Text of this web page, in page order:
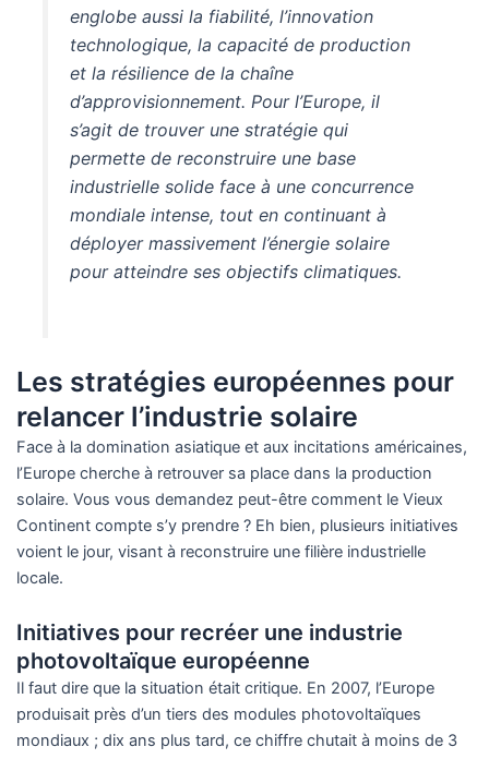
englobe aussi la fiabilité, l’innovation
technologique, la capacité de production
et la résilience de la chaîne
d’approvisionnement. Pour l’Europe, il
s’agit de trouver une stratégie qui
permette de reconstruire une base
industrielle solide face à une concurrence
mondiale intense, tout en continuant à
déployer massivement l’énergie solaire
pour atteindre ses objectifs climatiques.
Les stratégies européennes pour
relancer l’industrie solaire
Face à la domination asiatique et aux incitations américaines,
l’Europe cherche à retrouver sa place dans la production
solaire. Vous vous demandez peut-être comment le Vieux
Continent compte s’y prendre ? Eh bien, plusieurs initiatives
voient le jour, visant à reconstruire une filière industrielle
locale.
Initiatives pour recréer une industrie
photovoltaïque européenne
Il faut dire que la situation était critique. En 2007, l’Europe
produisait près d’un tiers des modules photovoltaïques
mondiaux ; dix ans plus tard, ce chiffre chutait à moins de 3